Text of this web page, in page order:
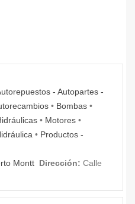
- Autopartes -
• Bombas •
• Motores •
• Productos -
Montt Dirección: Calle